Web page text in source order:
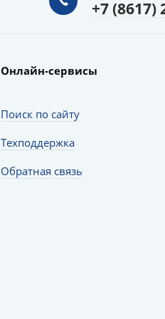
+7 (8617)
Онлайн-сервисы
Поиск по сайту
Техподдержка
Обратная связь